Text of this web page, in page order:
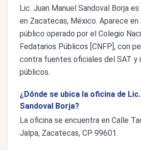
Lic. Juan Manuel Sandoval Borja
en Zacatecas, México. Aparece
público operado por el Colegio
Fedatarios Públicos [CNFP], con
contra fuentes oficiales del SAT y
públicos.
¿Dónde se ubica la oficina de
Sandoval Borja?
La oficina se encuentra en Calle
Jalpa, Zacatecas, CP 99601.